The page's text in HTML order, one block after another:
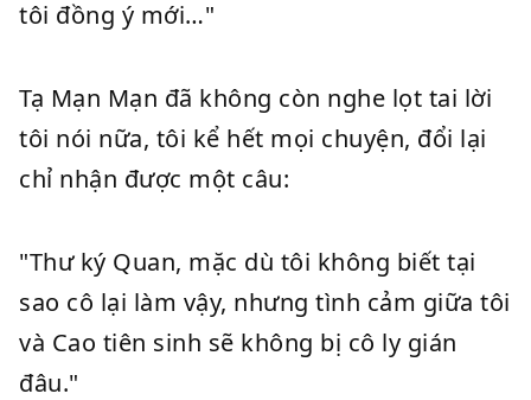
tôi đồng ý mới…"
Tạ Mạn Mạn đã không còn nghe lọt tai lời
tôi nói nữa, tôi kể hết mọi chuyện, đổi lại
chỉ nhận được một câu:
"Thư ký Quan, mặc dù tôi không biết tại
sao cô lại làm vậy, nhưng tình cảm giữa tôi
và Cao tiên sinh sẽ không bị cô ly gián
đâu."